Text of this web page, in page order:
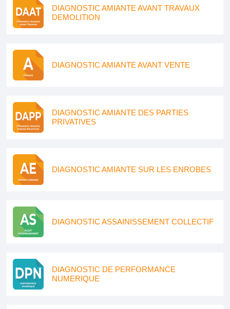
DIAGNOSTIC AMIANTE AVANT TRAVAUX
DEMOLITION
DIAGNOSTIC AMIANTE AVANT VENTE
DIAGNOSTIC AMIANTE DES PARTIES
PRIVATIVES
DIAGNOSTIC AMIANTE SUR LES ENROBES
DIAGNOSTIC ASSAINISSEMENT COLLECTIF
DIAGNOSTIC DE PERFORMANCE
NUMERIQUE